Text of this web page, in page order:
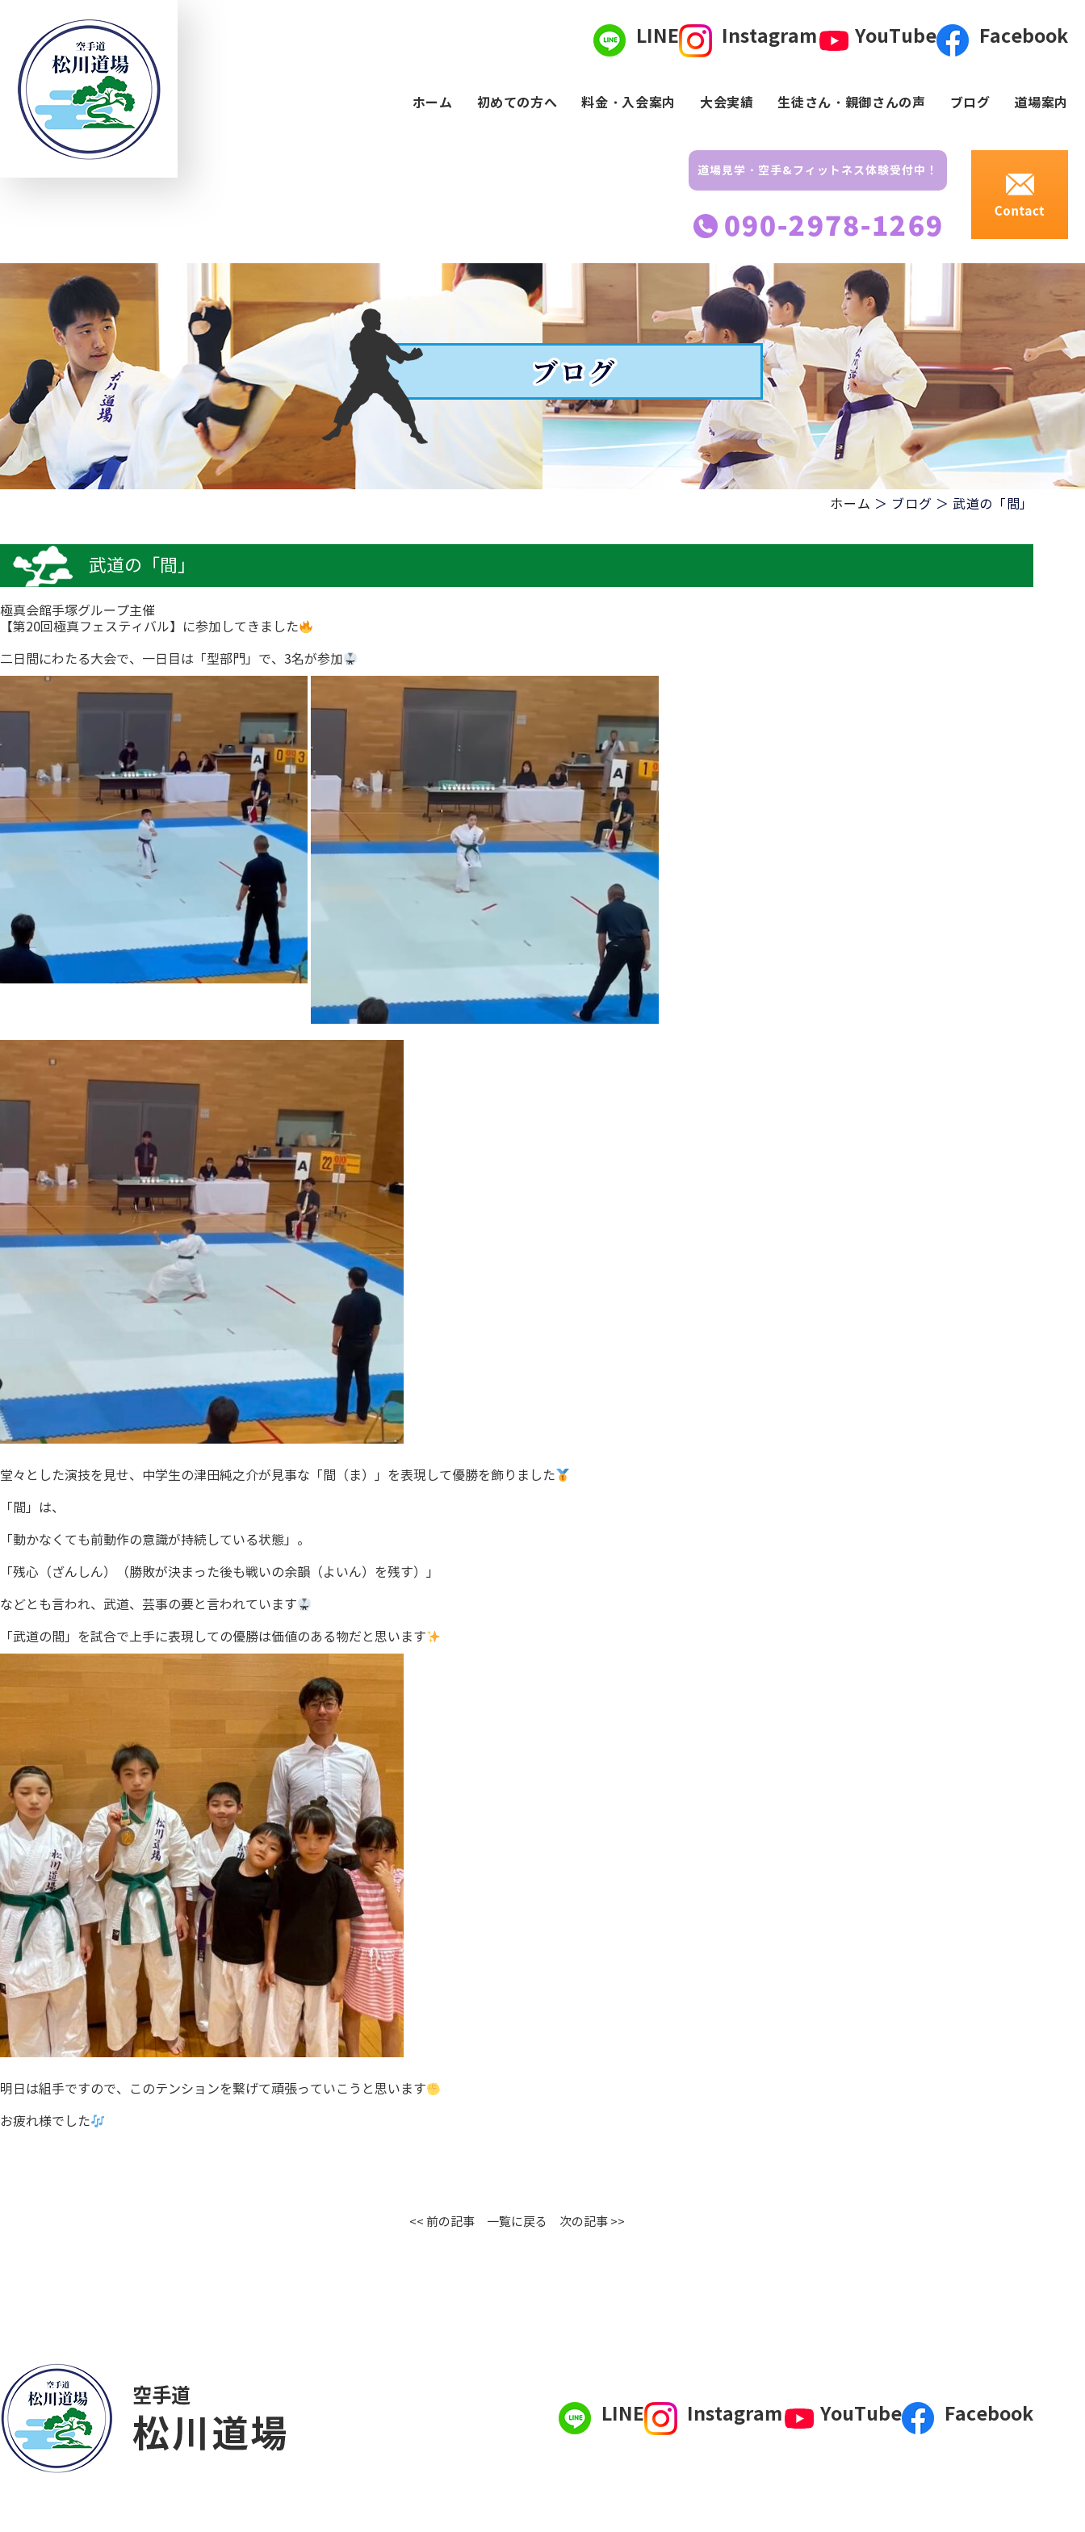
LINE Instagram YouTube Facebook
ホーム 初めての方へ 料金・入会案内 大会実績 生徒さん・親御さんの声 ブログ 道場案内
道場見学・空手&フィットネス体験受付中！
ホーム ＞ ブログ ＞ 武道の「間」
武道の「間」
極真会館手塚グループ主催
【第20回極真フェスティバル】に参加してきました
二日間にわたる大会で、一日目は「型部門」で、3名が参加
堂々とした演技を見せ、中学生の津田純之介が見事な「間（ま）」を表現して優勝を飾りました
「間」は、
「動かなくても前動作の意識が持続している状態」。
「残心（ざんしん）（勝敗が決まった後も戦いの余韻（よいん）を残す）」
などとも言われ、 武道、芸事の要と言われています
「武道の間」を試合で上手に表現しての優勝は価値のある物だと思います
明日は組手ですので、このテンションを繋げて頑張っていこうと思います
お疲れ様でした
<< 前の記事 一覧に戻る 次の記事 >>
LINE Instagram YouTube Facebook